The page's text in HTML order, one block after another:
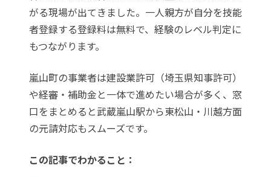
がる現場が出てきました。一人親方が自分を技能
者登録する登録料は無料で、経験のレベル判定に
もつながります。
嵐山町の事業者は建設業許可（埼玉県知事許可）
や経審・補助金と一体で進めたい場合が多く、窓
口をまとめると武蔵嵐山駅から東松山・川越方面
の元請対応もスムーズです。
この記事でわかること：